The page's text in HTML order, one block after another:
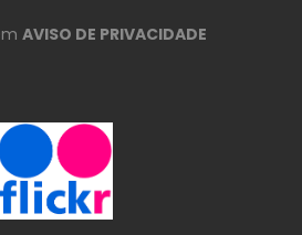
AVISO DE PRIVACIDADE